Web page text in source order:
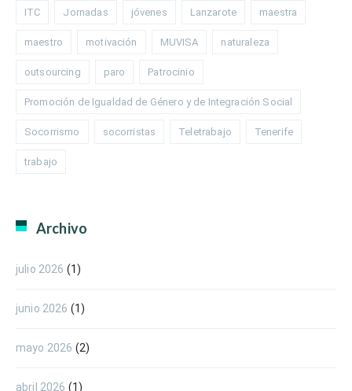
ITC Jornadas jóvenes Lanzarote maestra
maestro motivación MUVISA naturaleza
outsourcing paro Patrocinio
Promoción de Igualdad de Género y de Integración Social
Socorrismo socorristas Teletrabajo Tenerife
trabajo
Archivo
julio 2026 (1)
junio 2026 (1)
mayo 2026 (2)
abril 2026 (1)